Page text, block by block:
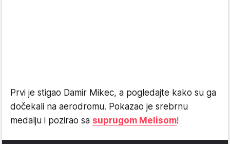
Prvi je stigao Damir Mikec, a pogledajte kako su ga
dočekali na aerodromu. Pokazao je srebrnu
medalju i pozirao sa suprugom Melisom!